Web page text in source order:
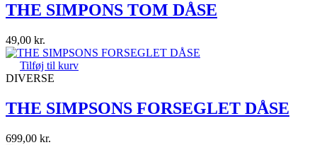
THE SIMPONS TOM DÅSE
49,00 kr.
Tilføj til kurv
DIVERSE
THE SIMPSONS FORSEGLET DÅSE
699,00 kr.